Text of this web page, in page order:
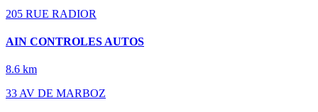
205 RUE RADIOR
AIN CONTROLES AUTOS
8.6 km
33 AV DE MARBOZ